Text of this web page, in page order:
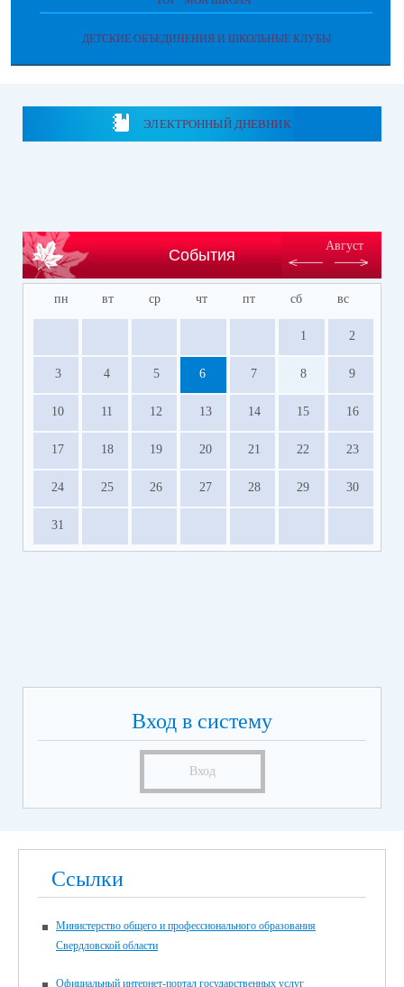
ДЕТСКИЕ ОБЪЕДИНЕНИЯ И ШКОЛЬНЫЕ КЛУБЫ
ЭЛЕКТРОННЫЙ ДНЕВНИК
События
Август
пн вт ср чт пт сб вс
1 2
3 4 5 6 7 8 9
10 11 12 13 14 15 16
17 18 19 20 21 22 23
24 25 26 27 28 29 30
31
Вход в систему
Вход
Ссылки
Министерство общего и профессионального образования
Свердловской области
Официальный интернет-портал государственных услуг